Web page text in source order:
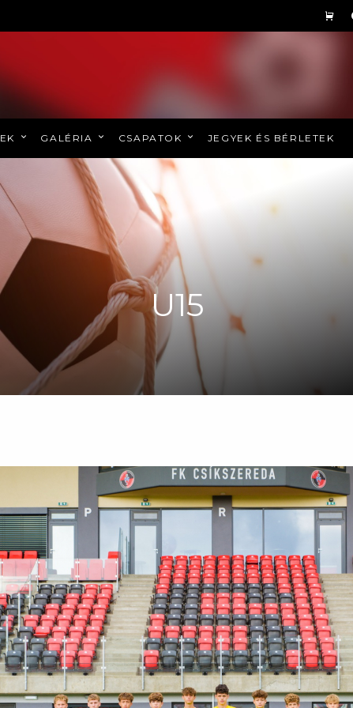
GALÉRIA CSAPATOK JEGYEK ÉS BÉRLETEK
U15